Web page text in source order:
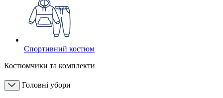
Спортивний костюм
Костюмчики та комплекти
Головні убори